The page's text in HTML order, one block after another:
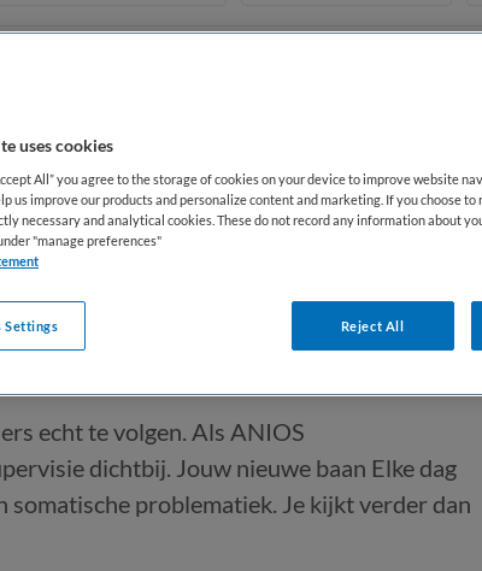
echt te volgen. Als ANIOS
dichtbij. Jouw nieuwe baan Elke dag
problematiek. Je kijkt verder dan
uses cookies
All” you agree to the storage of cookies on your device to improve website
us improve our products and personalize content and marketing. If you choose
necessary and analytical cookies. These do not record any information about
"manage preferences"
Reject All
Settings